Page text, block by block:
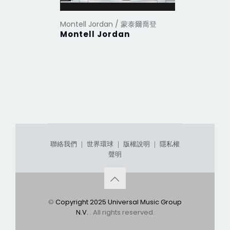
Montell Jordan / 蒙泰爾喬登
Montell Jordan
聯絡我們 ｜ 世界環球 ｜ 版權說明 ｜ 隱私權
聲明
© Copyright 2025 Universal Music Group
N.V. . All rights reserved.